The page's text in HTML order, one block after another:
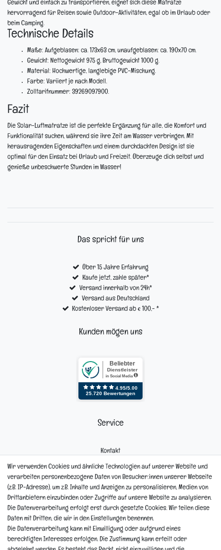
Gewicht und einfach zu transportieren, eignet sich diese Matratze
hervorragend für Reisen sowie Outdoor-Aktivitäten, egal ob im Urlaub oder
beim Camping.
Technische Details
Maße: Aufgeblasen: ca. 173x63 cm, unaufgeblasen: ca. 190x70 cm.
Gewicht: Nettogewicht 975 g, Bruttogewicht 1000 g.
Material: Hochwertige, langlebige PVC-Mischung.
Farbe: Variiert je nach Modell.
Zolltarifnummer: 39269097900.
Fazit
Die Solar-Luftmatratze ist die perfekte Ergänzung für alle, die Komfort und
Funktionalität suchen, während sie ihre Zeit am Wasser verbringen. Mit
herausragenden Eigenschaften und einem durchdachten Design ist sie
optimal für den Einsatz bei Urlaub und Freizeit. Überzeuge dich selbst und
genieße unbeschwerte Stunden im Wasser!
Das spricht für uns
Über 15 Jahre Erfahrung
Kaufe jetzt, zahle später*
Versand innerhalb von 24h*
Versand aus Deutschland
Kostenloser Versand ab € 100,- *
Kunden mögen uns
Service
Kontakt
Reklamation
Informationen
Hinweis zur Entsorgung von Altbaterien
Wir verwenden Cookies und ähnliche Technologien auf unserer Website und
verarbeiten personenbezogene Daten von Besucher:innen unserer Webseite
(z.B. IP-Adresse), um z.B. Inhalte und Anzeigen zu personalisieren, Medien von
Drittanbietern einzubinden oder Zugriffe auf unsere Website zu analysieren.
Die Datenverarbeitung erfolgt erst durch gesetzte Cookies. Wir teilen diese
Daten mit Dritten, die wir in den Einstellungen benennen.
Die Datenverarbeitung kann mit Einwilligung oder aufgrund eines
berechtigten Interesses erfolgen. Die Zustimmung kann erteilt oder